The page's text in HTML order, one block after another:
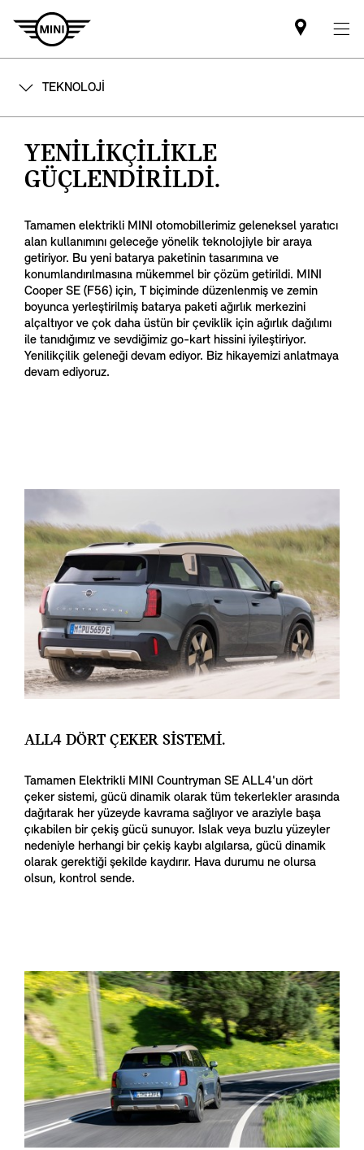
Mini
dealer
TEKNOLOJİ
YENİLİKÇİLİKLE
GÜÇLENDİRİLDİ.
Tamamen elektrikli MINI otomobillerimiz geleneksel yaratıcı
alan kullanımını geleceğe yönelik teknolojiyle bir araya
getiriyor. Bu yeni batarya paketinin tasarımına ve
konumlandırılmasına mükemmel bir çözüm getirildi. MINI
Cooper SE (F56) için, T biçiminde düzenlenmiş ve zemin
boyunca yerleştirilmiş batarya paketi ağırlık merkezini
alçaltıyor ve çok daha üstün bir çeviklik için ağırlık dağılımı
ile tanıdığımız ve sevdiğimiz go-kart hissini iyileştiriyor.
Yenilikçilik geleneği devam ediyor. Biz hikayemizi anlatmaya
devam ediyoruz.
ALL4 DÖRT ÇEKER SİSTEMİ.
Tamamen Elektrikli MINI Countryman SE ALL4'un dört
çeker sistemi, gücü dinamik olarak tüm tekerlekler arasında
dağıtarak her yüzeyde kavrama sağlıyor ve araziyle başa
çıkabilen bir çekiş gücü sunuyor. Islak veya buzlu yüzeyler
nedeniyle herhangi bir çekiş kaybı algılarsa, gücü dinamik
olarak gerektiği şekilde kaydırır. Hava durumu ne olursa
olsun, kontrol sende.